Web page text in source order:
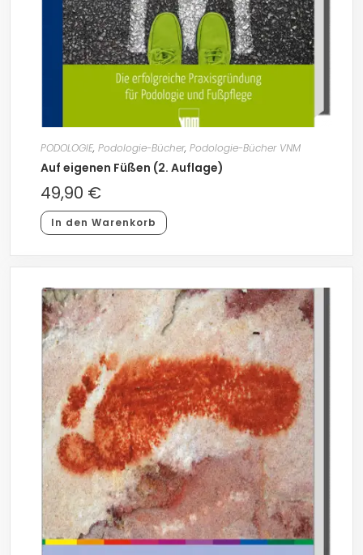
PODOLOGIE, Podologie-Bücher, Podologie-Bücher VNM
Auf eigenen Füßen (2. Auflage)
49,90 €
In den Warenkorb